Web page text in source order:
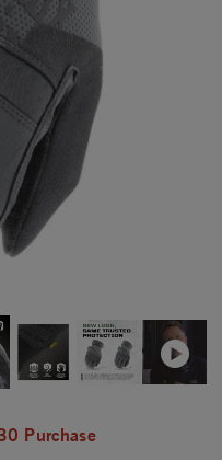
Purchase